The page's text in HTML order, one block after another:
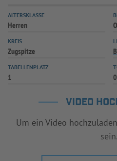
ALTERSKLASSE
Herren
KREIS
Zugspitze
TABELLENPLATZ
1
VIDEO
Um ein Video
sein.